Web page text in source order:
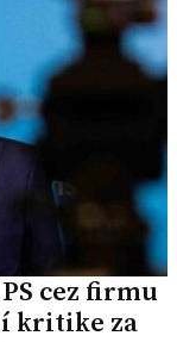
cez firmu
kritike za